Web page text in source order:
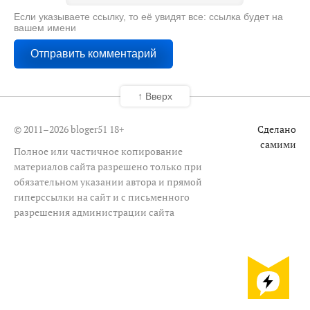
Если указываете ссылку, то её увидят все: ссылка будет на
вашем имени
© 2011–2026 bloger51 18+
Полное или частичное копирование
материалов сайта разрешено только при
обязательном указании автора и прямой
гиперссылки на сайт и с письменного
разрешения администрации сайта
Сделано
самими
↑ Вверх